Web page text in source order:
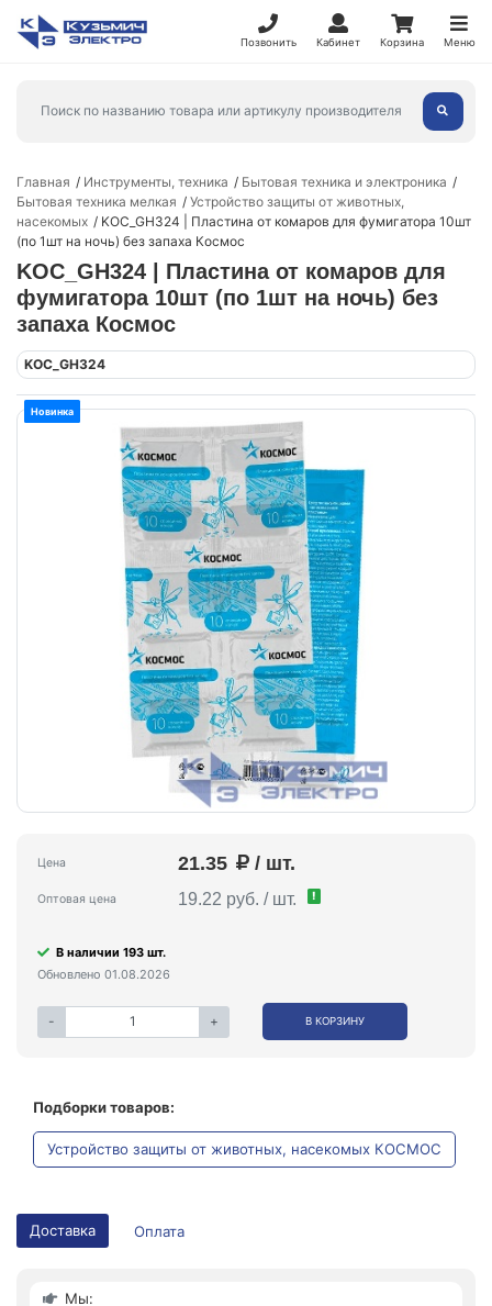
Позвонить Кабинет Корзина Меню
Главная Инструменты, техника
Бытовая техника и электроника
Бытовая техника мелкая
Устройство защиты от животных,
насекомых
KOC_GH324 | Пластина от комаров для фумигатора 10шт
(по 1шт на ночь) без запаха Космос
KOC_GH324 | Пластина от комаров для
фумигатора 10шт (по 1шт на ночь) без
запаха Космос
KOC_GH324
Новинка
Цена 21.35 / шт.
Оптовая цена 19.22 руб. / шт. !
В наличии 193 шт.
Обновлено 01.08.2026
- + В КОРЗИНУ
Подборки товаров:
Устройство защиты от животных, насекомых КОСМОС
Доставка Оплата
Мы: